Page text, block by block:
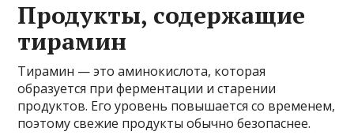
Продукты, содержащие
тирамин
Тирамин — это аминокислота, которая
образуется при ферментации и старении
продуктов. Его уровень повышается со временем,
поэтому свежие продукты обычно безопаснее.